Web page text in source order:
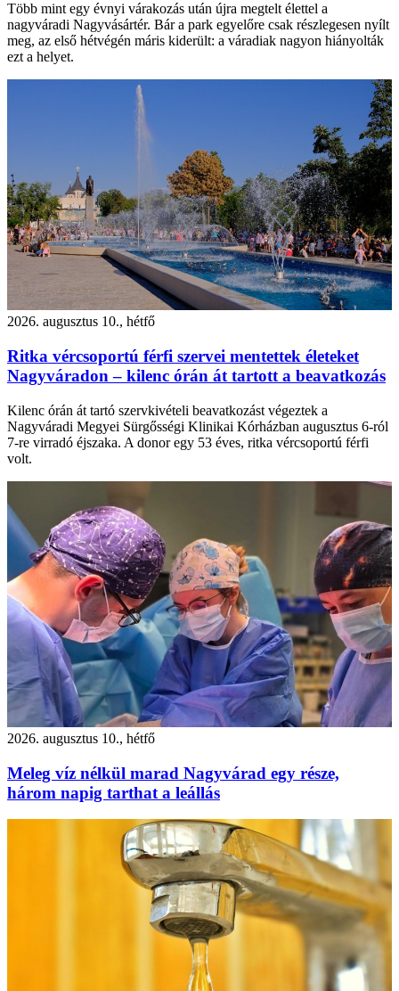
Több mint egy évnyi várakozás után újra megtelt élettel a
nagyváradi Nagyvásártér. Bár a park egyelőre csak részlegesen nyílt
meg, az első hétvégén máris kiderült: a váradiak nagyon hiányolták
ezt a helyet.
2026. augusztus 10., hétfő
Ritka vércsoportú férfi szervei mentettek életeket
Nagyváradon – kilenc órán át tartott a beavatkozás
Kilenc órán át tartó szervkivételi beavatkozást végeztek a
Nagyváradi Megyei Sürgősségi Klinikai Kórházban augusztus 6-ról
7-re virradó éjszaka. A donor egy 53 éves, ritka vércsoportú férfi
volt.
2026. augusztus 10., hétfő
Meleg víz nélkül marad Nagyvárad egy része,
három napig tarthat a leállás